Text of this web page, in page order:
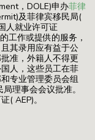
，DOLE)申办菲律
及菲律宾移民局(
人就业许可证
工作或提供的服务，
其录用应有益于公
准，外籍人不得更
人，这些员工在菲
专业管理委员会组
理事会会议批准。
( AEP)。